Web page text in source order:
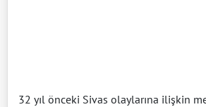
32 yıl önceki Sivas olaylarına ilişkin